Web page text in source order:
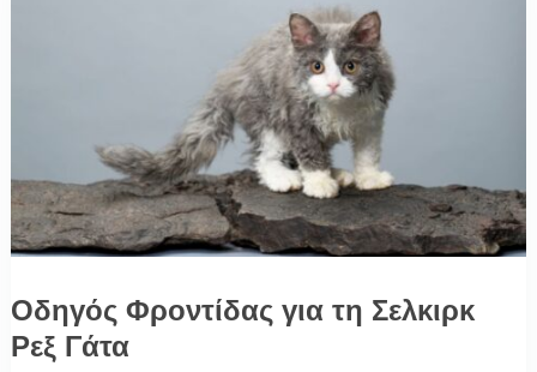
Οδηγός Φροντίδας για τη Σελκιρκ
Ρεξ Γάτα